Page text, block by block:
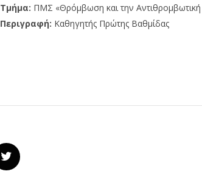
Τμήμα: ΠΜΣ «Θρόμβωση και την
Περιγραφή: Καθηγητής Πρώτης Βαθμίδας